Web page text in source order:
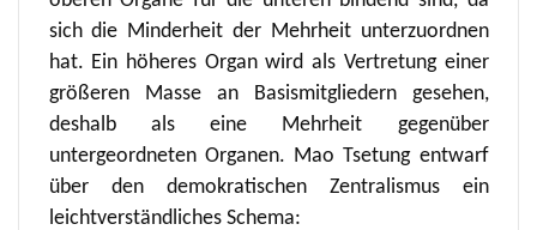
sich die Minderheit der Mehrheit unterzuordnen
hat. Ein höheres Organ wird als Vertretung einer
größeren Masse an Basismitgliedern gesehen,
deshalb als eine Mehrheit gegenüber
untergeordneten Organen. Mao Tsetung entwarf
über den demokratischen Zentralismus ein
leichtverständliches Schema: